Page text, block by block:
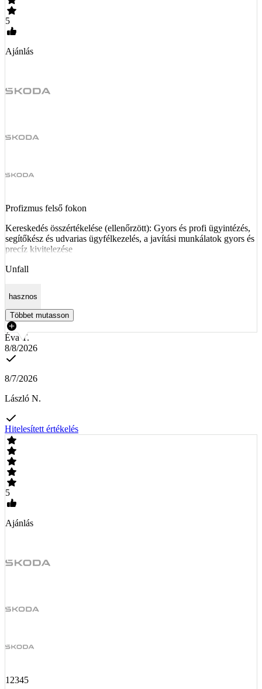
5
Ajánlás
Profizmus felső fokon
Kereskedés összértékelése (ellenőrzött): Gyors és profi ügyintézés,
segítőkész és udvarias ügyfélkezelés, a javítási munkálatok gyors és
precíz kivitelezése
Unfall
hasznos
Többet mutasson
Éva T.
8/8/2026
8/7/2026
László N.
Hitelesített értékelés
5
Ajánlás
12345